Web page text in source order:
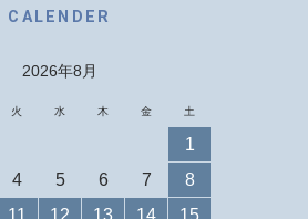
CALENDER
2026年8月
火 水 木 金 土
1
4 5 6 7
8